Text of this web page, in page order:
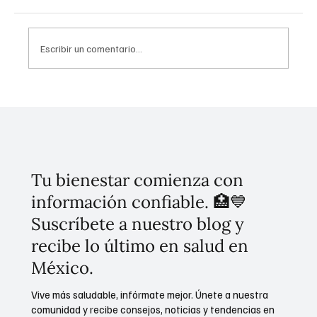
Escribir un comentario...
Tu bienestar comienza con
información confiable. 🏥💙
Suscríbete a nuestro blog y
recibe lo último en salud en
México.
Vive más saludable, infórmate mejor. Únete a nuestra
comunidad y recibe consejos, noticias y tendencias en